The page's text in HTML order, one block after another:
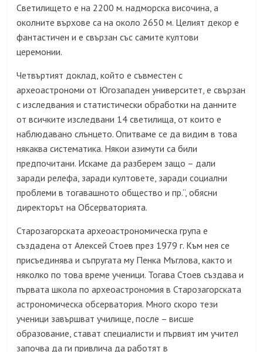
Светилището е на 2200 м. надморска височина, а
околните върхове са на около 2650 м. Целият декор е
фантастичен и е свързан със самите култови
церемонии.
Четвъртият доклад, който е съвместен с
археоастрономи от Югозападен университет, е свързан
с изследвания и статистически обработки на данните
от всичките изследвани 14 светилища, от които е
наблюдавано слънцето. Опитваме се да видим в това
някаква систематика. Някои азимути са били
предпочитани. Искаме да разберем защо – дали
заради релефа, заради култовете, заради социални
проблеми в тогавашното общество и пр.“, обясни
директорът на Обсерваторията.
Старозагорската археоастрономическа група е
създадена от Алексей Стоев през 1979 г. Към нея се
присъединява и съпругата му Пенка Мъглова, както и
няколко по това време ученици. Тогава Стоев създава и
първата школа по археоастрономия в Старозагорската
астрономическа обсерватория. Много скоро тези
ученици завършват училище, после – висше
образование, стават специалисти и първият им учител
започва да ги привлича да работят в